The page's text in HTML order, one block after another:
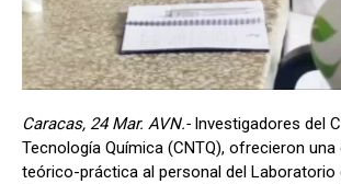
Caracas, 24 Mar. AVN.- Investigadores del
Tecnología Química (CNTQ), ofrecieron
teórico-práctica al personal del Laboratorio